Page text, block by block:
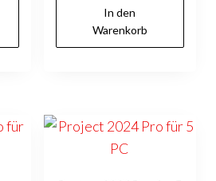
In den
Warenkorb